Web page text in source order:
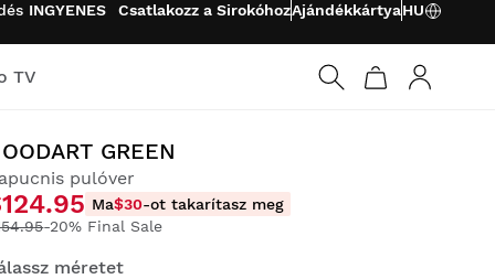
INGYENES Csatlakozz a SirokóhozAjándékkártyaHU
TV
GREEN
pulóver
Ma$30-ot takarítasz meg
-20% Final Sale
méretet